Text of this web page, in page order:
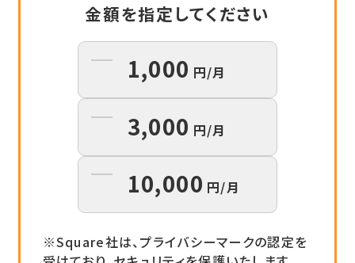
金額を指定してください
1,000 円/月
3,000 円/月
10,000 円/月
Square社は、プライバシーマークの認定を